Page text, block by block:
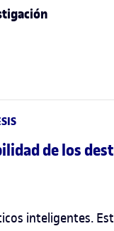
de los
inteligentes.